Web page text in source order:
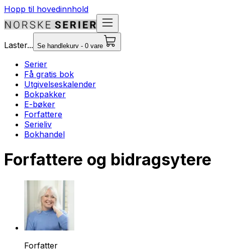
Hopp til hovedinnhold
Laster... Se handlekurv - 0 vare
Serier
Få gratis bok
Utgivelseskalender
Bokpakker
E-bøker
Forfattere
Serieliv
Bokhandel
Forfattere og bidragsytere
Forfatter